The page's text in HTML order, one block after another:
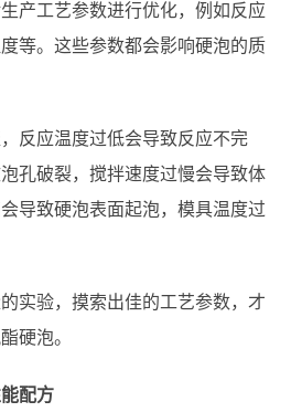
产工艺参数进行优化，例如反应
等。这些参数都会影响硬泡的质
反应温度过低会导致反应不完
孔破裂，搅拌速度过慢会导致体
导致硬泡表面起泡，模具温度过
实验，摸索出佳的工艺参数，才
硬泡。
配方